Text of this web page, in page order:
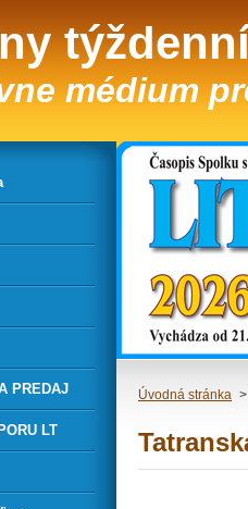
médium
Úvodná stránka >
PREDAJ
LT